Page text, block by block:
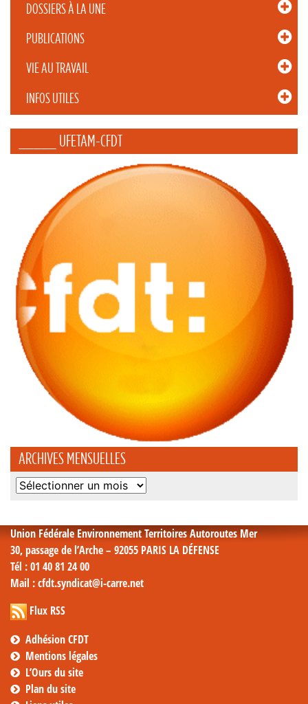
DOSSIERS À LA UNE
PUBLICATIONS
VIE AU TRAVAIL
INFOS UTILES
_____ UFETAM-CFDT
ARCHIVES MENSUELLES
Archives
Union Fédérale Environnement Territoires Autoroutes Mer
30, passage de l’Arche – 92055 PARIS LA DÉFENSE
Tél : 01 40 81 24 00
Mail : cfdt.syndicat@i-carre.net
Flux RSS
Adhésion CFDT
Mentions légales
L’Ours du site
Plan du site